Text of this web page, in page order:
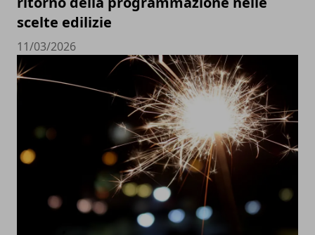
scelte edilizie
11/03/2026